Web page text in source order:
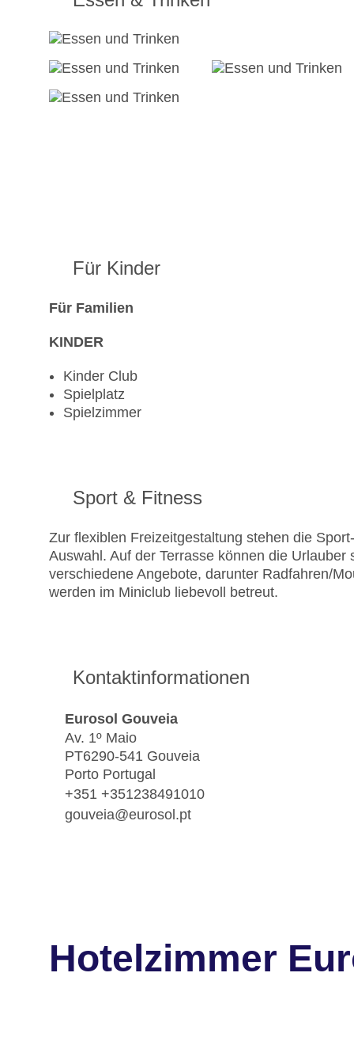
Für Kinder
Für Familien
KINDER
Kinder Club
Spielplatz
Spielzimmer
Sport & Fitness
Zur flexiblen Freizeitgestaltung stehen die
Auswahl. Auf der Terrasse können die
verschiedene Angebote, darunter Radfahren/
werden im Miniclub liebevoll betreut.
Kontaktinformationen
Eurosol Gouveia
Av. 1º Maio
PT6290-541 Gouveia
Porto Portugal
+351 +351238491010
gouveia@eurosol.pt
Hotelzimmer